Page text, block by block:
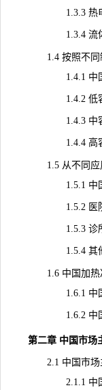
1.3.3 热电（
1.3.4 流体循
1.4 按照不同
1.4.1 中国不
1.4.2 低
1.4.3 中
1.4.4 高
1.5 从不同应
1.5.1 中国不
1.5.2 医
1.5.3 诊
1.5.4 其
1.6 中国加热冷
1.6.1 中国市
1.6.2 中国市
第二章 中国市场
2.1 中国市场
2.1.1 中国市